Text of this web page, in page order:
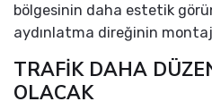
bölgesinin daha estetik
aydınlatma direğinin
TRAFİK DAHA
OLACAK